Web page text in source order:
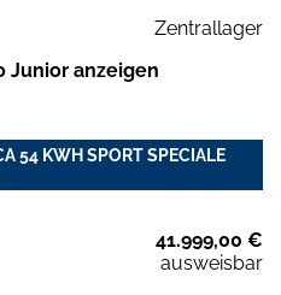
Zentrallager
Junior anzeigen
54 KWH SPORT SPECIALE
41.999,00 €
ausweisbar